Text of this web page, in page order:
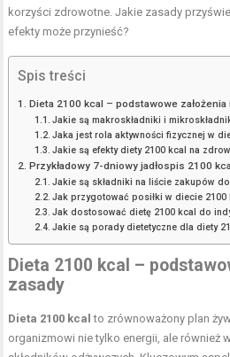
korzyści zdrowotne. Jakie zasady
efekty może przynieść?
Spis treści
Dieta 2100 kcal – podstawowe założenia
Jakie są makroskładniki i
Jaka jest rola aktywności fizycznej w
Jakie są efekty diety 2100 kcal na
Przykładowy 7-dniowy jadłospis 2100
Jakie są składniki na liście zakupów
Jak przygotować posiłki w diecie 2100
Jak dostosować dietę 2100 kcal do
Jakie są porady dietetyczne dla diety
Dieta 2100 kcal –
zasady
Dieta 2100 kcal to zrównoważony plan
organizmowi nie tylko energii, ale również